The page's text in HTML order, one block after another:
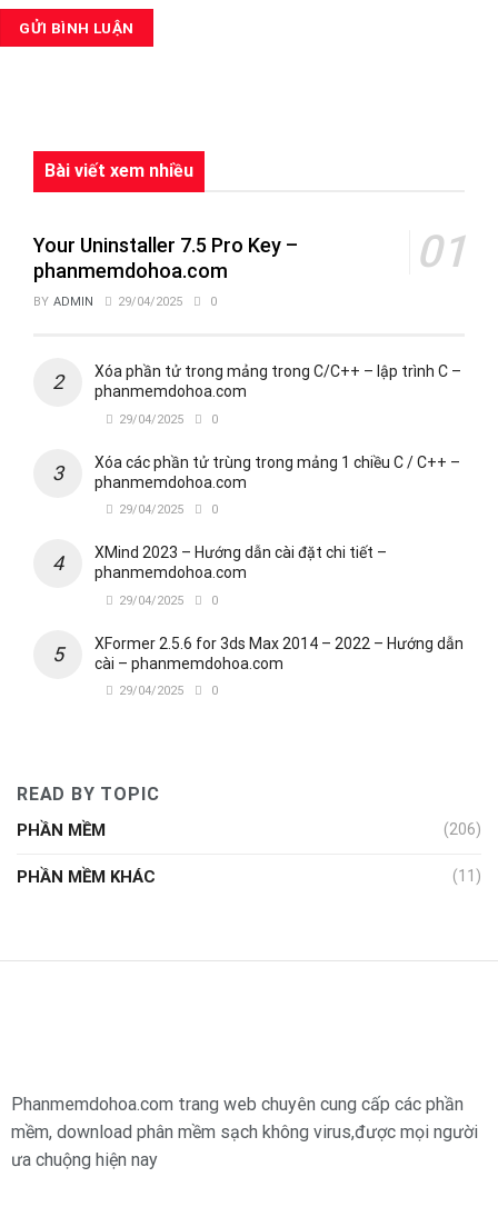
Bài viết xem nhiều
Your Uninstaller 7.5 Pro Key –
phanmemdohoa.com
BY ADMIN 29/04/2025 0
Xóa phần tử trong mảng trong C/C++ – lập trình C –
phanmemdohoa.com
29/04/2025 0
Xóa các phần tử trùng trong mảng 1 chiều C / C++ –
phanmemdohoa.com
29/04/2025 0
XMind 2023 – Hướng dẫn cài đặt chi tiết –
phanmemdohoa.com
29/04/2025 0
XFormer 2.5.6 for 3ds Max 2014 – 2022 – Hướng dẫn
cài – phanmemdohoa.com
29/04/2025 0
READ BY TOPIC
PHẦN MỀM (206)
PHẦN MỀM KHÁC (11)
Phanmemdohoa.com trang web chuyên cung cấp các phần
mềm, download phân mềm sạch không virus,được mọi người
ưa chuộng hiện nay